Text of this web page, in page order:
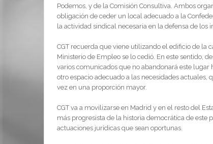
Podemos, y de la Comisión Consultiva. Ambos
obligación de ceder un local adecuado a la
la actividad sindical necesaria en la defensa de los
CGT recuerda que viene utilizando el edificio de la
Ministerio de Empleo se lo cedió. En este sentido,
varios comunicados que no abandonará este lugar
otro espacio adecuado a las necesidades
vez en una proporción mayor.
CGT va a movilizarse en Madrid y en el resto del
más progresista de la historia democrática de este
actuaciones jurídicas que sean oportunas.